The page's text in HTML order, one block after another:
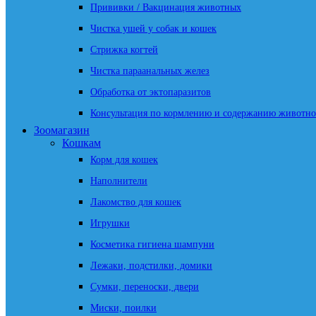
Прививки / Вакцинация животных
Чистка ушей у собак и кошек
Стрижка когтей
Чистка параанальных желез
Обработка от эктопаразитов
Консультация по кормлению и содержанию
Зоомагазин
Кошкам
Корм для кошек
Наполнители
Лакомство для кошек
Игрушки
Косметика гигиена шампуни
Лежаки, подстилки, домики
Сумки, переноски, двери
Миски, поилки